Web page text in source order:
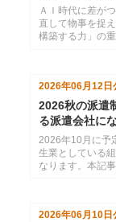
ＡＩ時代に差が
直して物事を捉
構築する力」の
2026年06月12日
2026秋の派遣
る派遣会社に
2026年10月に予
生業としている
なります。本記
2026年06月10日